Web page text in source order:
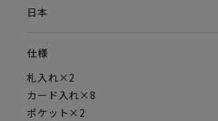
日本
仕様
札入れ×2
カード入れ×8
ポケット×2